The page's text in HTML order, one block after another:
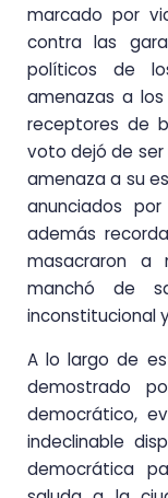
marcado por
contra las
políticos de
amenazas a
receptores de
voto dejó de ser
amenaza a su
anunciados
además
masacraron a
manchó de
inconstitucional
A lo largo de
demostrado
democrático,
indeclinable
democrática